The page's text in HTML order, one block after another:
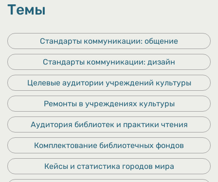
Темы
Стандарты коммуникации: общение
Стандарты коммуникации: дизайн
Целевые аудитории учреждений культуры
Ремонты в учреждениях культуры
Аудитория библиотек и практики чтения
Комплектование библиотечных фондов
Кейсы и статистика городов мира